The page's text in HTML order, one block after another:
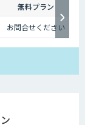
無料プラン
お問合せください